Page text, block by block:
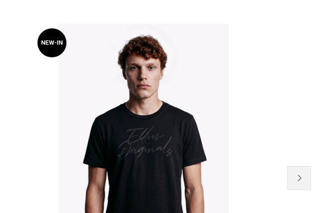
NEW-IN